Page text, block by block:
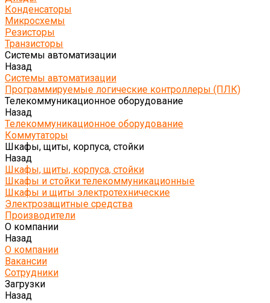
Конденсаторы
Микросхемы
Резисторы
Транзисторы
Системы автоматизации
Назад
Системы автоматизации
Программируемые логические контроллеры (ПЛК)
Телекоммуникационное оборудование
Назад
Телекоммуникационное оборудование
Коммутаторы
Шкафы, щиты, корпуса, стойки
Назад
Шкафы, щиты, корпуса, стойки
Шкафы и стойки телекоммуникационные
Шкафы и щиты электротехнические
Электрозащитные средства
Производители
О компании
Назад
О компании
Вакансии
Сотрудники
Загрузки
Назад